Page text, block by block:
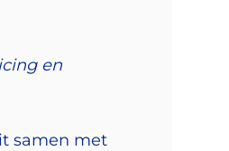
en
samen met